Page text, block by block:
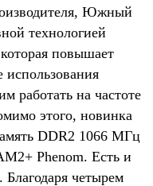
Южный
технологией
повышает
использования
работать на частоте
этого, новинка
DDR2 1066 МГц
Phenom. Есть и
четырем